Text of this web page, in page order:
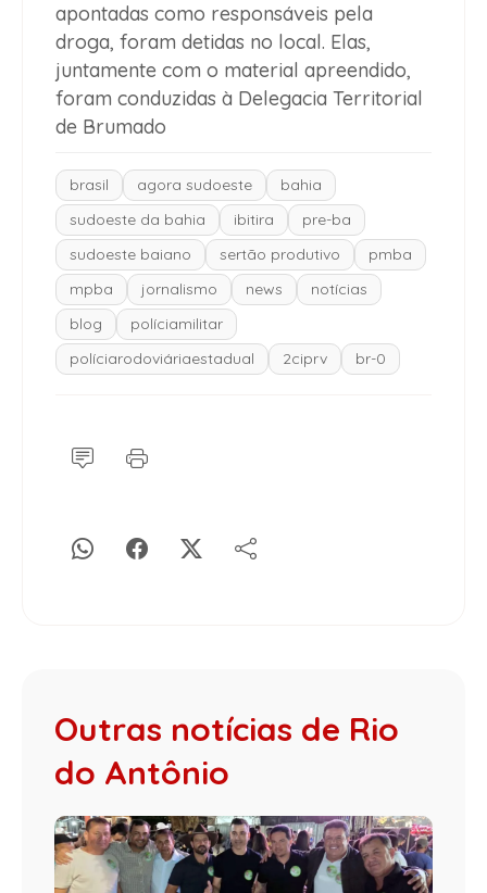
apontadas como responsáveis pela
droga, foram detidas no local. Elas,
juntamente com o material apreendido,
foram conduzidas à Delegacia Territorial
de Brumado
brasil agora sudoeste
bahia
sudoeste da bahia
ibitira
pre-ba
sudoeste baiano
sertão produtivo
pmba
mpba
jornalismo news
notícias
blog
políciamilitar
políciarodoviáriaestadual
2ciprv br-0
Outras notícias de Rio
do Antônio